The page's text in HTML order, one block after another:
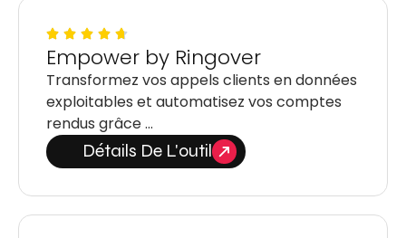
Empower by Ringover
Transformez vos appels clients en données
exploitables et automatisez vos comptes
rendus grâce …
Détails De L'outil